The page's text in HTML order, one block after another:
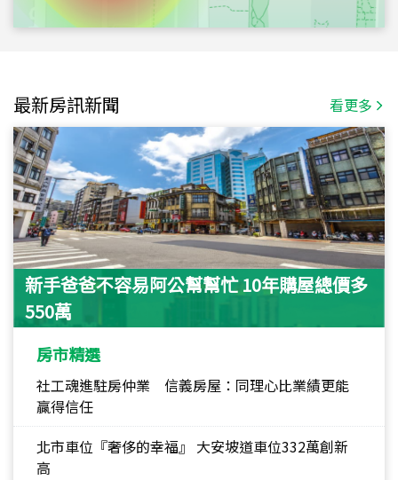
最新房訊新聞 看更多
新手爸爸不容易阿公幫幫忙 10年購屋總價多
550萬
房市精選
社工魂進駐房仲業 信義房屋：同理心比業績更能
贏得信任
北市車位『奢侈的幸福』 大安坡道車位332萬創新
高